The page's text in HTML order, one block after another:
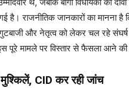
है। राजनीतिक जानकारों का मानना
और नेतृत्व को लेकर चल रहे
पूरे मामले पर विस्तार से फैसला आने की
मुश्किलें, CID कर रही जांच